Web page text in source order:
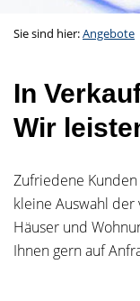
Sie sind hier:Angebote
In
Wir
Zufriedene
kleine Auswahl
Häuser und
Ihnen gern auf